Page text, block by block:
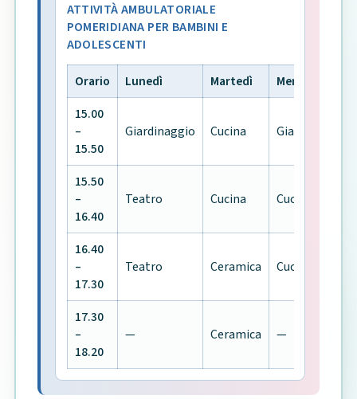
ATTIVITÀ AMBULATORIALE
POMERIDIANA PER BAMBINI E
ADOLESCENTI
Orario Lunedì Martedì
Mercoledì
15.00
–
15.50
Giardinaggio Cucina Giardinaggio
15.50
–
16.40
Teatro Cucina Cucina
16.40
–
17.30
Teatro Ceramica Cucina
17.30
–
18.20
— Ceramica —